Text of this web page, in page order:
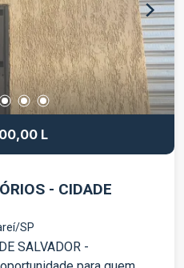
os ambientes e
o teto na cozinha e no
e fácil
bem conservada, pronta
em uma localização
contato
agende sua visita.
L
- CIDADE
SP
SALVADOR -